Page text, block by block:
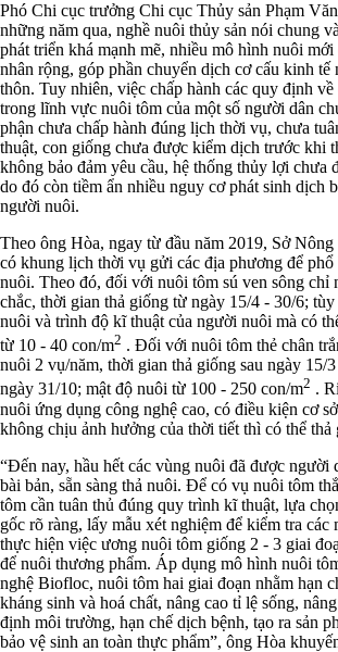
Phó Chi cục trưởng Chi cục Thủy sản Phạm
những năm qua, nghề nuôi thủy sản nói chung
phát triển khá mạnh mẽ, nhiều mô hình nuôi
nhân rộng, góp phần chuyển dịch cơ cấu kinh tế
thôn. Tuy nhiên, việc chấp hành các quy định
trong lĩnh vực nuôi tôm của một số người dân
phận chưa chấp hành đúng lịch thời vụ, chưa
thuật, con giống chưa được kiểm dịch trước khi
không bảo đảm yêu cầu, hệ thống thủy lợi chưa
do đó còn tiềm ẩn nhiều nguy cơ phát sinh dịch
người nuôi.
Theo ông Hòa, ngay từ đầu năm 2019, Sở
có khung lịch thời vụ gửi các địa phương để phổ
nuôi. Theo đó, đối với nuôi tôm sú ven sông chỉ
chắc, thời gian thả giống từ ngày 15/4 - 30/6;
nuôi và trình độ kĩ thuật của người nuôi mà có
từ 10 - 40 con/m2 . Đối với nuôi tôm thẻ chân
nuôi 2 vụ/năm, thời gian thả giống sau ngày 15/
ngày 31/10; mật độ nuôi từ 100 - 250 con/m2 .
nuôi ứng dụng công nghệ cao, có điều kiện cơ
không chịu ảnh hưởng của thời tiết thì có thể thả
“Đến nay, hầu hết các vùng nuôi đã được người
bài bản, sẵn sàng thả nuôi. Để có vụ nuôi tôm
tôm cần tuân thủ đúng quy trình kĩ thuật, lựa
gốc rõ ràng, lấy mẫu xét nghiệm để kiểm tra các
thực hiện việc ương nuôi tôm giống 2 - 3 giai
để nuôi thương phẩm. Áp dụng mô hình nuôi
nghệ Biofloc, nuôi tôm hai giai đoạn nhằm hạn
kháng sinh và hoá chất, nâng cao tỉ lệ sống,
định môi trường, hạn chế dịch bệnh, tạo ra sản
bảo vệ sinh an toàn thực phẩm”, ông Hòa